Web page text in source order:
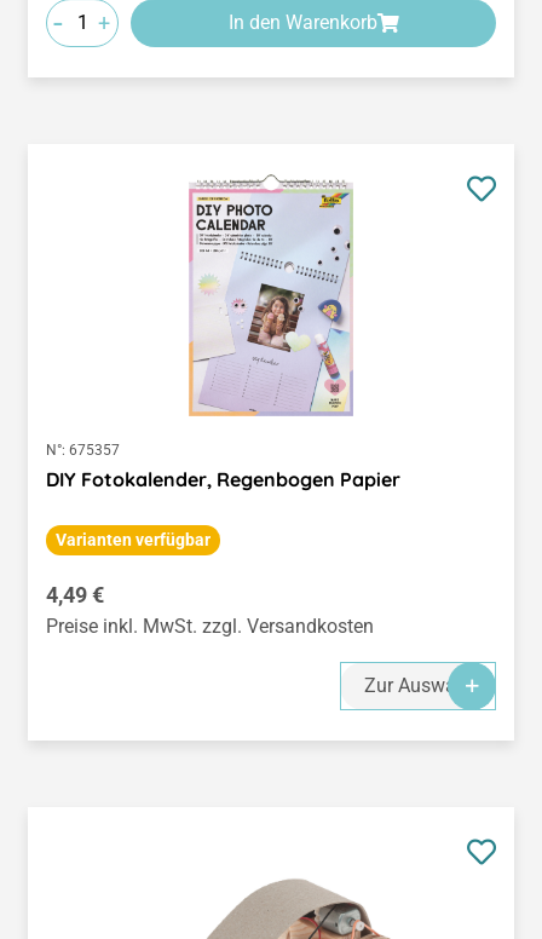
- + In den Warenkorb
N°: 675357
DIY Fotokalender, Regenbogen Papier
Varianten verfügbar
Regulärer Preis:
4,49 €
Preise inkl. MwSt. zzgl. Versandkosten
Zur Auswahl